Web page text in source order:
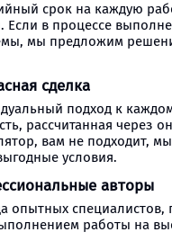
срок на каждую
Если в процессе
мы предложим
сделка
подход к
рассчитанная через
вам не подходит,
условия.
авторы
опытных специалистов,
работы на